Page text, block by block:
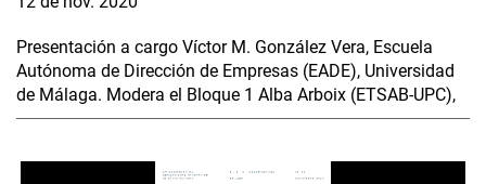
Presentación a cargo Víctor M. González Vera, Escuela
Autónoma de Dirección de Empresas (EADE), Universidad
de Málaga. Modera el Bloque 1 Alba Arboix (ETSAB-UPC),